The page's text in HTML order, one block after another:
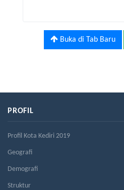
Buka di Tab Baru
PROFIL
Profil Kota Kediri 2019
Geografi
Demografi
Struktur